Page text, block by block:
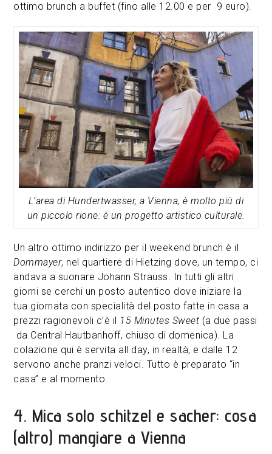
ottimo brunch a buffet (fino alle 12.00 e per 9 euro).
L’area di Hundertwasser, a Vienna, è molto più di
un piccolo rione: è un progetto artistico culturale.
Un altro ottimo indirizzo per il weekend brunch è il
Dommayer, nel quartiere di Hietzing dove, un tempo, ci
andava a suonare Johann Strauss. In tutti gli altri
giorni se cerchi un posto autentico dove iniziare la
tua giornata con specialità del posto fatte in casa a
prezzi ragionevoli c’è il 15 Minutes Sweet (a due passi
da Central Hautbanhoff, chiuso di domenica). La
colazione qui è servita all day, in realtà, e dalle 12
servono anche pranzi veloci. Tutto è preparato “in
casa” e al momento.
4. Mica solo schitzel e sacher: cosa
(altro) mangiare a Vienna